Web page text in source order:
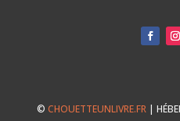
©CHOUETTEUNLIVRE.FR |